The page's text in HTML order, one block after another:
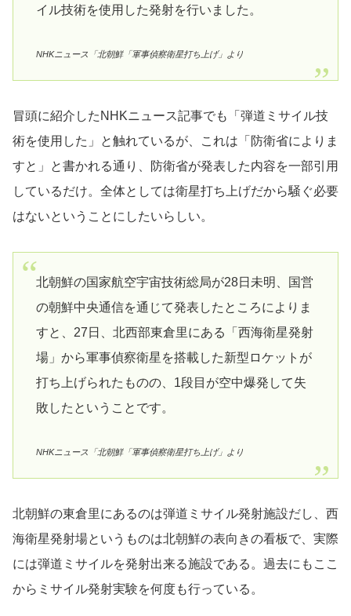
イル技術を使用した発射を行いました。
NHKニュース「北朝鮮「軍事偵察衛星打ち上げ」より
冒頭に紹介したNHKニュース記事でも「弾道ミサイル技
術を使用した」と触れているが、これは「防衛省によりま
すと」と書かれる通り、防衛省が発表した内容を一部引用
しているだけ。全体としては衛星打ち上げだから騒ぐ必要
はないということにしたいらしい。
北朝鮮の国家航空宇宙技術総局が28日未明、国営
の朝鮮中央通信を通じて発表したところによりま
すと、27日、北西部東倉里にある「西海衛星発射
場」から軍事偵察衛星を搭載した新型ロケットが
打ち上げられたものの、1段目が空中爆発して失
敗したということです。
NHKニュース「北朝鮮「軍事偵察衛星打ち上げ」より
北朝鮮の東倉里にあるのは弾道ミサイル発射施設だし、西
海衛星発射場というものは北朝鮮の表向きの看板で、実際
には弾道ミサイルを発射出来る施設である。過去にもここ
からミサイル発射実験を何度も行っている。